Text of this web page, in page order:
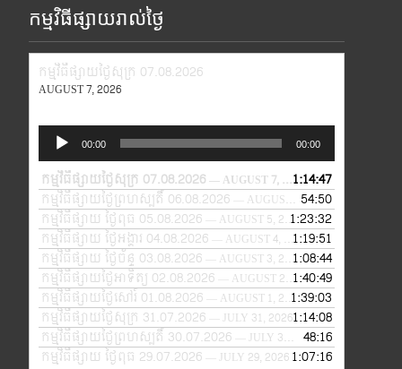
កម្មវិធីផ្សាយរាល់ថ្ងៃ
កម្មវិធីផ្សាយថ្ងៃសុក្រ 07.08.2026
AUGUST 7, 2026
Audio
Player
00:00 00:00
កម្មវិធីផ្សាយថ្ងៃសុក្រ 07.08.2026— AUGUST 7, 2026
1:14:47
កម្មវិធីផ្សាយថ្ងៃព្រហស្បតិ៍ 06.08.2026
— AUGUST 6, 2026
54:50
កម្មវិធីផ្សាយ ថ្ងៃពុធ 05.08.2026
— AUGUST 5, 2026 1:23:32
កម្មវិធីផ្សាយ ថ្ងៃអង្គារ 04.08.2026
— AUGUST 4, 2026
1:19:51
កម្មវិធីផ្សាយ ថ្ងៃច័ន្ទ 03.08.2026
— AUGUST 3, 2026 1:08:44
កម្មវិធីផ្សាយថ្ងៃអាទិត្យ 02.08.2026
— AUGUST 2, 2026 1:40:49
កម្មវិធីផ្សាយថ្ងៃសៅរ៍ 01.08.2026
— AUGUST 1, 2026 1:39:03
កម្មវិធីផ្សាយថ្ងៃសុក្រ 31.07.2026
— JULY 31, 20261:14:08
កម្មវិធីផ្សាយថ្ងៃព្រហស្បតិ៍ 30.07.2026
— JULY 30, 2026
48:16
កម្មវិធីផ្សាយ ថ្ងៃពុធ 29.07.2026
— JULY 29, 20261:07:16